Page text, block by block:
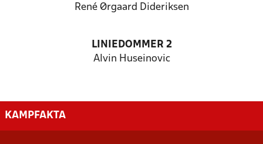
René Ørgaard Dideriksen
LINIEDOMMER 2
Alvin Huseinovic
KAMPFAKTA